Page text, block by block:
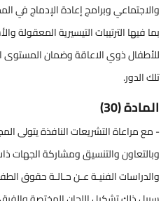
والاجتماعي وبرامج إعادة الإدماج في
بما فيها الترتيبات التيسيرية المعقولة
للأطفال ذوي الاعاقة وضمان المستوى
تلك الدور.
المادة (30)
- مع مراعاة التشريعات النافذة يتولى
وبالتعاون والتنسيق ومشاركة الجهات ذات
والدراسات الفنيـة عـن حـالـة حقوق